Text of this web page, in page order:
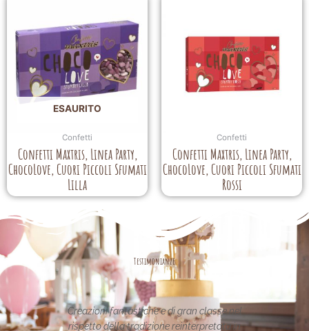
ESAURITO
Confetti
Confetti Maxtris, Linea Party,
ChocoLove, Cuori Piccoli Sfumati
Lilla
Confetti
Confetti Maxtris, Linea Party,
ChocoLove, Cuori Piccoli Sfumati
Rossi
Testimonianze
classe nel
in
Le creazioni sono fantastiche e
uniche..raffinate eleganti....complimenti